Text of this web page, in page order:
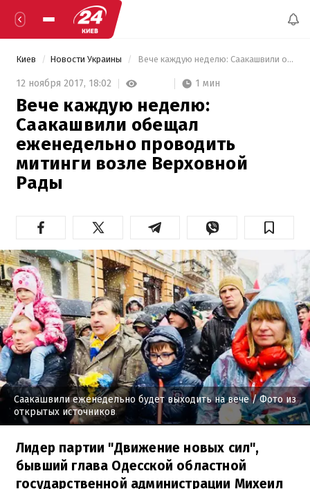
Киев Новости Украины Вече каждую неделю: Саакашвили обещал еженедельно проводить митинги возле Верховной Рады
12 ноября 2017, 18:02 1 мин
Вече каждую неделю:
Саакашвили обещал
еженедельно проводить
митинги возле Верховной
Рады
Саакашвили еженедельно будет выходить на вече/ Фото из
открытых источников
Лидер партии "Движение новых сил",
бывший глава Одесской областной
государственной администрации Михеил